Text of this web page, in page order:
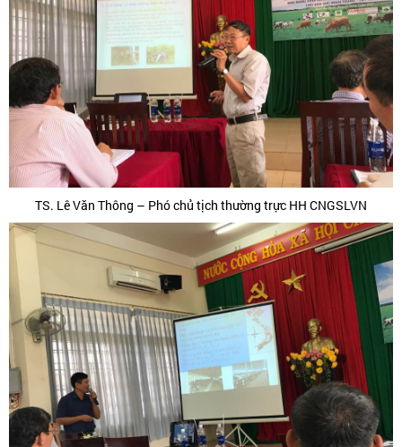
TS. Lê Văn Thông – Phó chủ tịch thường trực HH CNGSLVN